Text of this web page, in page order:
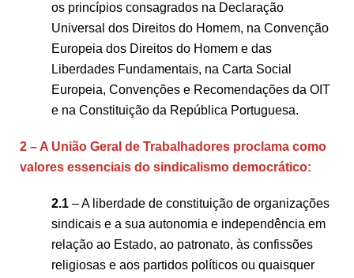
os princípios consagrados na Declaração
Universal dos Direitos do Homem, na Convenção
Europeia dos Direitos do Homem e das
Liberdades Fundamentais, na Carta Social
Europeia, Convenções e Recomendações da OIT
e na Constituição da República Portuguesa.
2 – A União Geral de Trabalhadores proclama como
valores essenciais do sindicalismo democrático:
2.1 – A liberdade de constituição de organizações
sindicais e a sua autonomia e independência em
relação ao Estado, ao patronato, às confissões
religiosas e aos partidos políticos ou quaisquer